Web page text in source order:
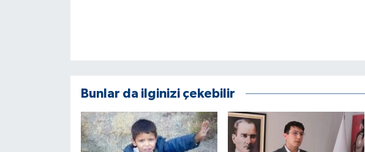
Bunlar da ilginizi çekebilir